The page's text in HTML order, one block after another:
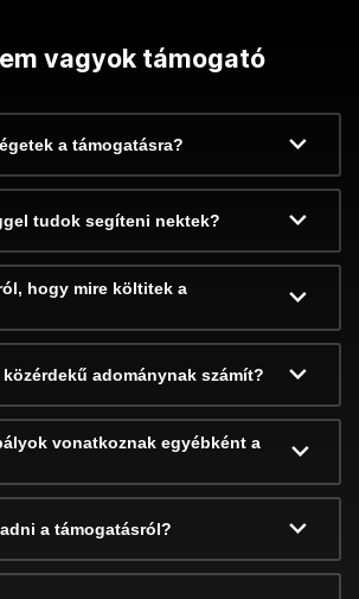
vagyok támogató
a támogatásra?
tudok segíteni nektek?
hogy mire költitek a
adománynak számít?
vonatkoznak egyébként a
a támogatásról?